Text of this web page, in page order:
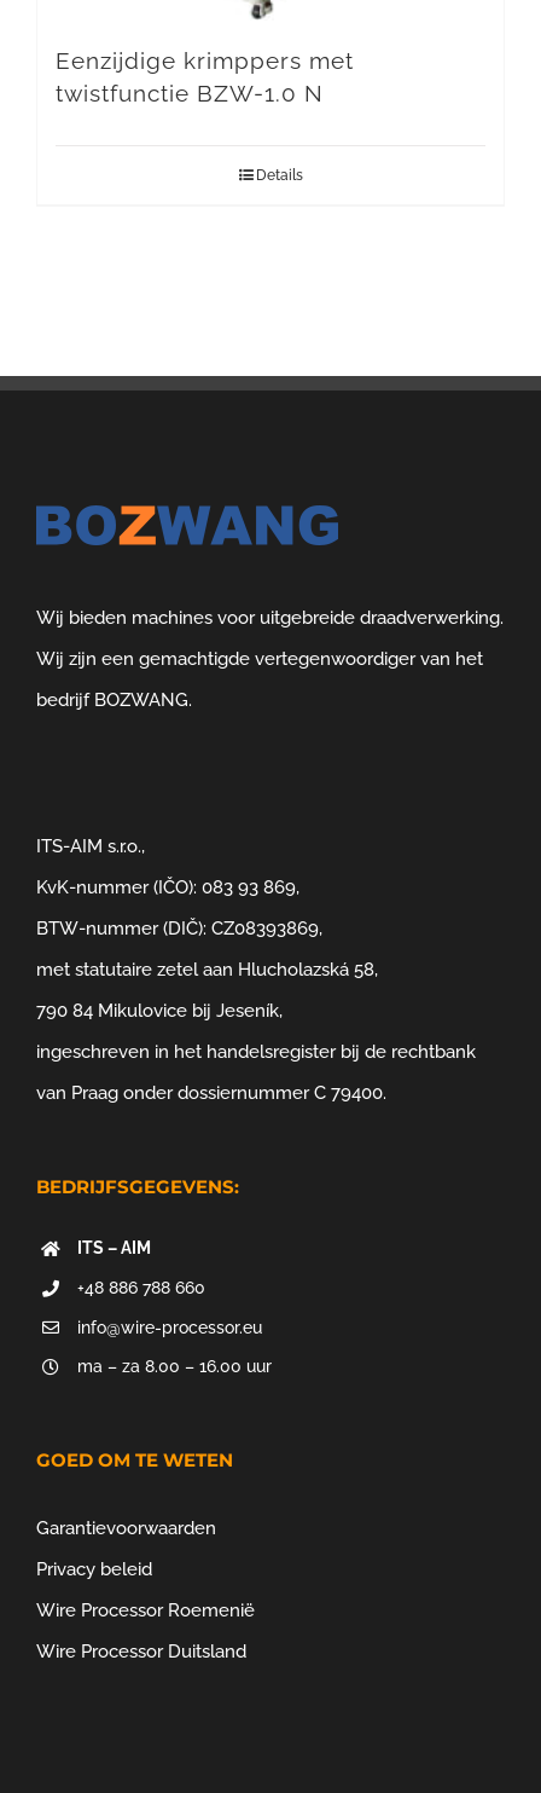
Eenzijdige krimppers met
twistfunctie BZW-1.0 N
Details
Wij bieden machines voor uitgebreide draadverwerking.
Wij zijn een gemachtigde vertegenwoordiger van het
bedrijf BOZWANG.
ITS-AIM s.r.o.,
KvK-nummer (IČO): 083 93 869,
BTW-nummer (DIČ): CZ08393869,
met statutaire zetel aan Hlucholazská 58,
790 84 Mikulovice bij Jeseník,
ingeschreven in het handelsregister bij de rechtbank
van Praag onder dossiernummer C 79400.
BEDRIJFSGEGEVENS:
ITS – AIM
+48 886 788 660
info@wire-processor.eu
ma – za 8.00 – 16.00 uur
GOED OM TE WETEN
Garantievoorwaarden
Privacy beleid
Wire Processor Roemenië
Wire Processor Duitsland